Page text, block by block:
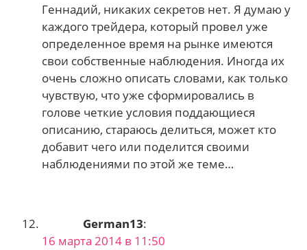
Геннадий, никаких секретов нет. Я думаю у
каждого трейдера, который провел уже
определенное время на рынке имеются
свои собственные наблюдения. Иногда их
очень сложно описать словами, как только
чувствую, что уже сформировались в
голове четкие условия поддающиеся
описанию, стараюсь делиться, может кто
добавит чего или поделится своими
наблюдениями по этой же теме…
German13:
16 марта 2014 в 11:50